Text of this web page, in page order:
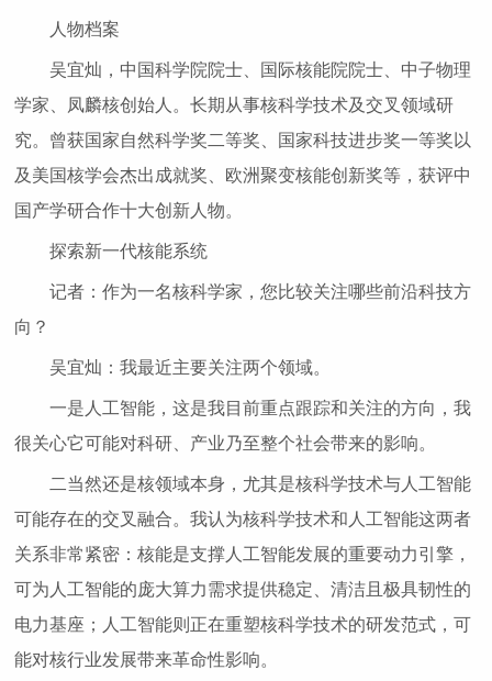
人物档案
吴宜灿，中国科学院院士、国际核能院院士、中子物理
学家、凤麟核创始人。长期从事核科学技术及交叉领域研
究。曾获国家自然科学奖二等奖、国家科技进步奖一等奖以
及美国核学会杰出成就奖、欧洲聚变核能创新奖等，获评中
国产学研合作十大创新人物。
探索新一代核能系统
记者：作为一名核科学家，您比较关注哪些前沿科技方
向？
吴宜灿：我最近主要关注两个领域。
一是人工智能，这是我目前重点跟踪和关注的方向，我
很关心它可能对科研、产业乃至整个社会带来的影响。
二当然还是核领域本身，尤其是核科学技术与人工智能
可能存在的交叉融合。我认为核科学技术和人工智能这两者
关系非常紧密：核能是支撑人工智能发展的重要动力引擎，
可为人工智能的庞大算力需求提供稳定、清洁且极具韧性的
电力基座；人工智能则正在重塑核科学技术的研发范式，可
能对核行业发展带来革命性影响。